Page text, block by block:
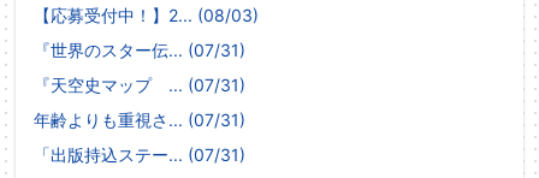
【応募受付中！】2... (08/03)
『世界のスター伝... (07/31)
『天空史マップ ... (07/31)
年齢よりも重視さ... (07/31)
「出版持込ステー... (07/31)